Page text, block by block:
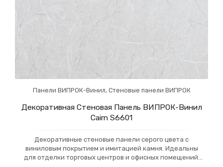
Панели ВИПРОК-Винил, Стеновые панели ВИПРОК
Декоративная Стеновая Панель ВИПРОК-Винил
Cairn S6601
Декоративные стеновые панели серого цвета с
виниловым покрытием и имитацией камня. Идеальны
для отделки торговых центров и офисных помещений,